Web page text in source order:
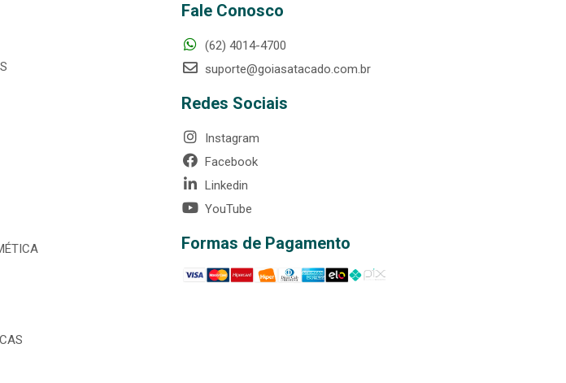
Fale Conosco
(62) 4014-4700
suporte@goiasatacado.com.br
Redes Sociais
Instagram
Facebook
Linkedin
YouTube
Formas de Pagamento